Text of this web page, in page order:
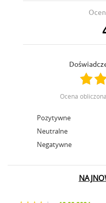
Ocena
Pozytywne
Neutralne
Negatywne